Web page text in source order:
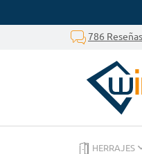
786 Reseñas
HERRAJES